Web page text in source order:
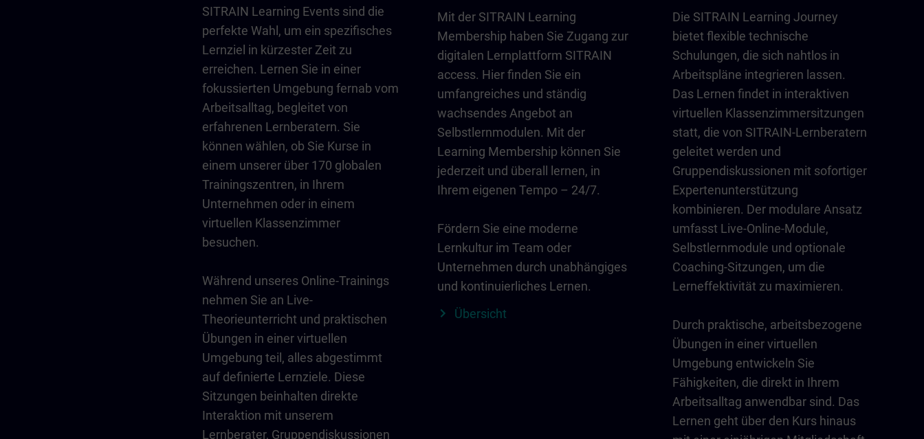
SITRAIN Learning Events sind die
perfekte Wahl, um ein spezifisches
Lernziel in kürzester Zeit zu
erreichen. Lernen Sie in einer
fokussierten Umgebung fernab vom
Arbeitsalltag, begleitet von
erfahrenen Lernberatern. Sie
können wählen, ob Sie Kurse in
einem unserer über 170 globalen
Trainingszentren, in Ihrem
Unternehmen oder in einem
virtuellen Klassenzimmer
besuchen.
Während unseres Online-Trainings
nehmen Sie an Live-
Theorieunterricht und praktischen
Übungen in einer virtuellen
Umgebung teil, alles abgestimmt
auf definierte Lernziele. Diese
Sitzungen beinhalten direkte
Interaktion mit unserem
Lernberater, Gruppendiskussionen
Mit der SITRAIN Learning
Membership haben Sie Zugang zur
digitalen Lernplattform SITRAIN
access. Hier finden Sie ein
umfangreiches und ständig
wachsendes Angebot an
Selbstlernmodulen. Mit der
Learning Membership können Sie
jederzeit und überall lernen, in
Ihrem eigenen Tempo – 24/7.
Fördern Sie eine moderne
Lernkultur im Team oder
Unternehmen durch unabhängiges
und kontinuierliches Lernen.
Übersicht
Die SITRAIN Learning Journey
bietet flexible technische
Schulungen, die sich nahtlos in
Arbeitspläne integrieren lassen.
Das Lernen findet in interaktiven
virtuellen Klassenzimmersitzungen
statt, die von SITRAIN-Lernberatern
geleitet werden und
Gruppendiskussionen mit sofortiger
Expertenunterstützung
kombinieren. Der modulare Ansatz
umfasst Live-Online-Module,
Selbstlernmodule und optionale
Coaching-Sitzungen, um die
Lerneffektivität zu maximieren.
Durch praktische, arbeitsbezogene
Übungen in einer virtuellen
Umgebung entwickeln Sie
Fähigkeiten, die direkt in Ihrem
Arbeitsalltag anwendbar sind. Das
Lernen geht über den Kurs hinaus